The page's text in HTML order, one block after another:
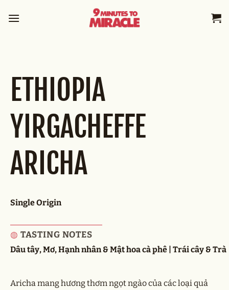
ETHIOPIA
YIRGACHEFFE
ARICHA
Single Origin
◍ TASTING NOTES
Dâu tây, Mơ, Hạnh nhân & Mật hoa cà phê | Trái cây & Trà
Aricha mang hương thơm ngọt ngào của các loại quả